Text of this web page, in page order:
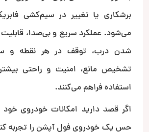
برشکاری یا تغییر در سیم‌کشی
می‌شود. عملکرد سریع و بی‌صدا، قابلیت
شدن درب، توقف در هر نقطه و
تشخیص مانع، امنیت و راحتی
استفاده فراهم می‌کنند.
اگر قصد دارید امکانات خودروی خود
حس یک خودروی فول آپشن را تجربه